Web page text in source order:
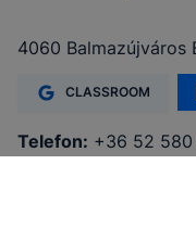
4060 Balmazújváros
CLASSROOM
Telefon: +36 52